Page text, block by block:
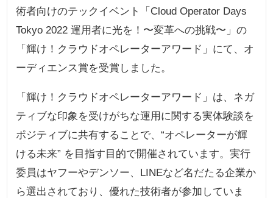
術者向けのテックイベント「Cloud Operator Days
Tokyo 2022 運用者に光を！〜変革への挑戦〜」の
「輝け！クラウドオペレーターアワード」にて、オ
ーディエンス賞を受賞しました。
「輝け！クラウドオペレーターアワード」は、ネガ
ティブな印象を受けがちな運用に関する実体験談を
ポジティブに共有することで、“オペレーターが輝
ける未来” を目指す目的で開催されています。実行
委員はヤフーやデンソー、LINEなど名だたる企業か
ら選出されており、優れた技術者が参加していま